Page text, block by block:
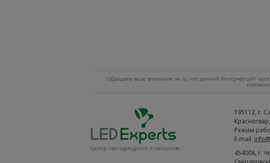
Обращаем ваше внимание на то, что данный Интернет-сайт
Центр светодиодного освещения
195112, г.
Режим
E-mail:
454008, г.